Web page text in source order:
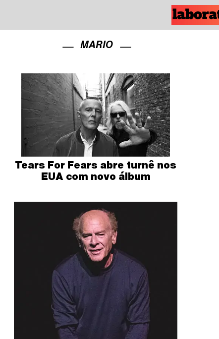
MARIO
Tears For Fears abre turnê nos
EUA com novo álbum